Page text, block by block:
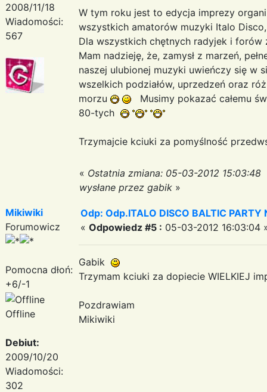
2008/11/18
Wiadomości:
567
W tym roku jest to edycja imprezy
wszystkich amatorów muzyki Italo
Dla wszystkich chętnych radyjek i
Mam nadzieję, że, zamysł z marzeń,
naszej ulubionej muzyki uwieńczy się w
wszelkich podziałów, uprzedzeń oraz
morzu
Musimy pokazać całemu
80-tych
Trzymajcie kciuki za pomyślność
« Ostatnia zmiana: 05-03-2012 15:03:48
wysłane przez gabik »
Mikiwiki
Forumowicz
Pomocna dłoń:
+6/-1
Offline
Debiut:
2009/10/20
Wiadomości:
302
Odp: Odp.ITALO DISCO BALTIC PARTY
« Odpowiedz #5 : 05-03-2012 16:03:04
Gabik
Trzymam kciuki za dopiecie WIELKIEJ
Pozdrawiam
Mikiwiki